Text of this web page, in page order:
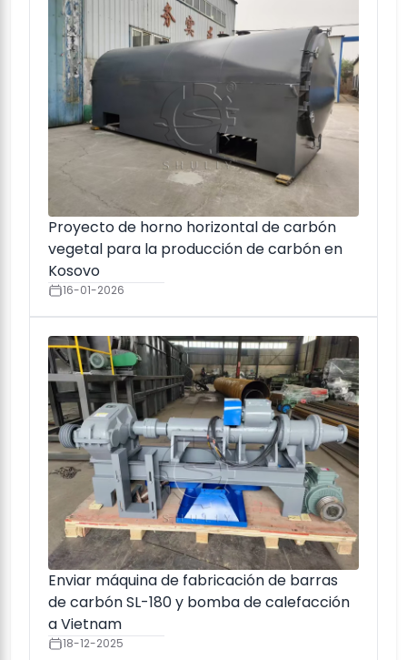
Proyecto de horno horizontal de carbón
vegetal para la producción de carbón en
Kosovo
16-01-2026
Enviar máquina de fabricación de barras
de carbón SL-180 y bomba de calefacción
a Vietnam
18-12-2025